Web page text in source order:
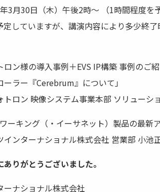
3月30日（木）午後2時～ （1時間程度を予
していますが、講演内容により多少終
ロン様の導入事例＋EVS IP構築 事例の
ーラー『Cerebrum』について」
トロン 映像システム事業本部 ソリュー
ーキング（・イーサネット）製品の最新
インターナショナル株式会社 営業部 小池
りがとうございました。
ーナショナル株式会社